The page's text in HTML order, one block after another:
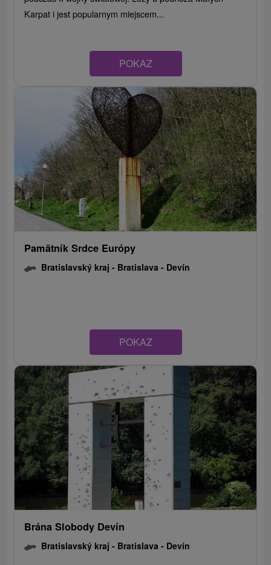
Karpat i jest popularnym miejscem...
POKAZ
Pamätník Srdce Európy
Bratislavský kraj - Bratislava - Devín
POKAZ
Brána Slobody Devín
Bratislavský kraj - Bratislava - Devín